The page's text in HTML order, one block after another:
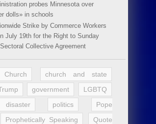
probes Minnesota over
dolls» in schools
Strike by Commerce Workers
July 19th for the Right to Sunday
Collective Agreement
Church
church and state
government
LGBTQ
politics
Pope
Prophetically Speaking
Quote